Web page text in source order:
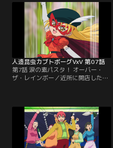
目指すなら塾に来てみないか」と言
葉をかけた。リュウセイの父親は塾
も経営していたのだ。しかしその正
体は塾生達を各界の中枢に送り込み
世界支配を目論む秘密組織だった。
【提供：バンダイチャンネル】
人造昆虫カブトボーグVxV 第07話
第7話 涙の素パスタ！ オーバー・
ザ・レインボー／近所に開店した大
「お寿司食べ放題」に俄然やる気
満々。さらに挑発に現れた謎の天才
美少女ボーガー「ベネチアン」に闘
志を燃やす。しかし対戦相手のベネ
チアンの正体を知ってしまったリュ